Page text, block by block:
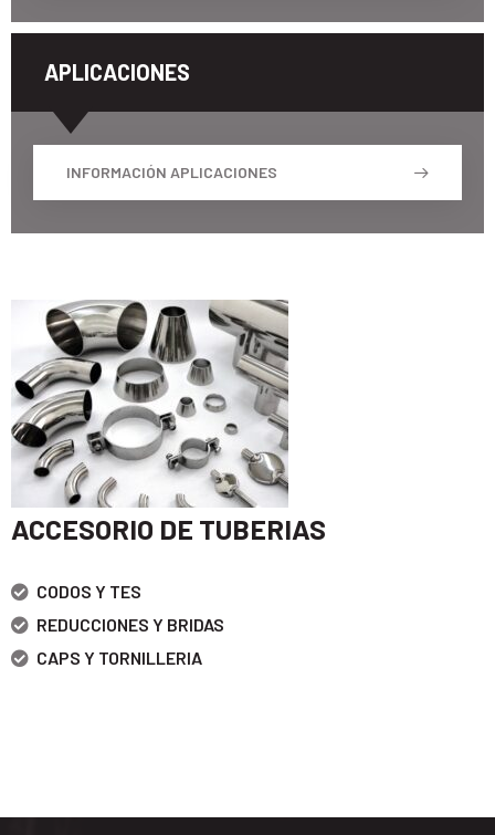
APLICACIONES
INFORMACIÓN APLICACIONES
ACCESORIO DE TUBERIAS
CODOS Y TES
REDUCCIONES Y BRIDAS
CAPS Y TORNILLERIA